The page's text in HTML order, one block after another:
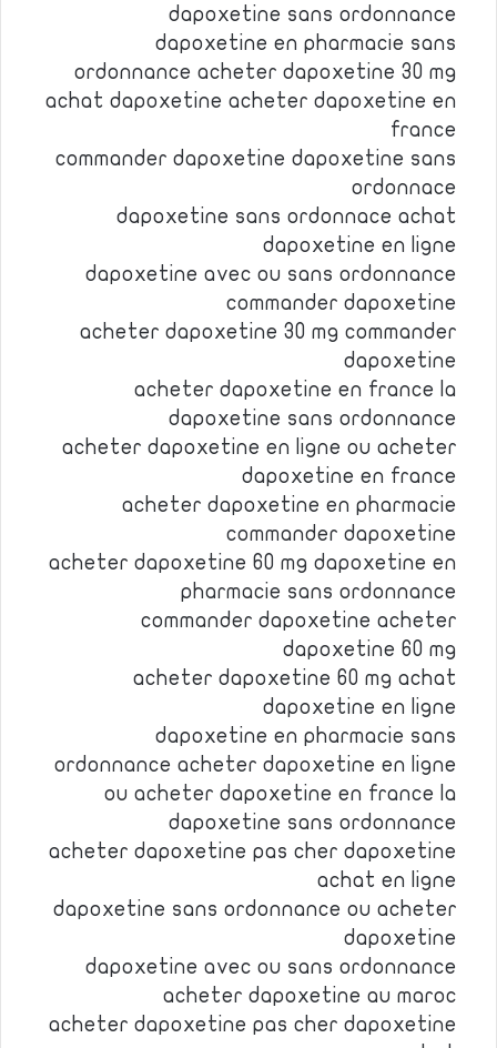
dapoxetine sans ordonnance
dapoxetine en pharmacie sans
ordonnance acheter dapoxetine 30 mg
achat dapoxetine acheter dapoxetine en
france
commander dapoxetine dapoxetine sans
ordonnace
dapoxetine sans ordonnace achat
dapoxetine en ligne
dapoxetine avec ou sans ordonnance
commander dapoxetine
acheter dapoxetine 30 mg commander
dapoxetine
acheter dapoxetine en france la
dapoxetine sans ordonnance
acheter dapoxetine en ligne ou acheter
dapoxetine en france
acheter dapoxetine en pharmacie
commander dapoxetine
acheter dapoxetine 60 mg dapoxetine en
pharmacie sans ordonnance
commander dapoxetine acheter
dapoxetine 60 mg
acheter dapoxetine 60 mg achat
dapoxetine en ligne
dapoxetine en pharmacie sans
ordonnance acheter dapoxetine en ligne
ou acheter dapoxetine en france la
dapoxetine sans ordonnance
acheter dapoxetine pas cher dapoxetine
achat en ligne
dapoxetine sans ordonnance ou acheter
dapoxetine
dapoxetine avec ou sans ordonnance
acheter dapoxetine au maroc
acheter dapoxetine pas cher dapoxetine